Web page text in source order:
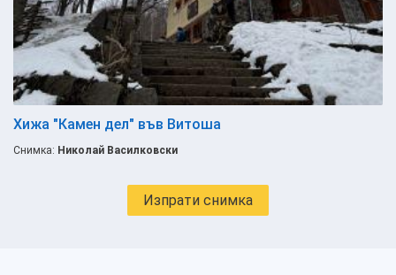
Хижа "Камен дел" във Витоша
Снимка: Николай Василковски
Изпрати снимка